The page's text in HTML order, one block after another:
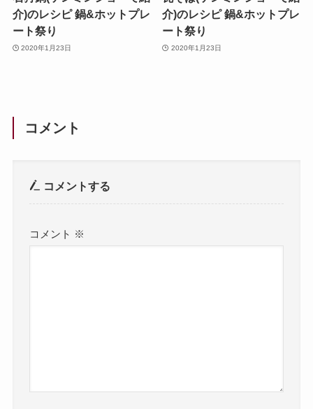
介)のレシピ 鍋&ホットプレ
ート祭り
2020年1月23日
介)のレシピ 鍋&ホットプレ
ート祭り
2020年1月23日
コメント
コメントする
コメント ※